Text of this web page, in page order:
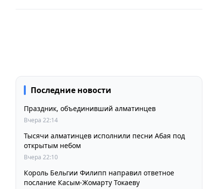
Последние новости
Праздник, объединивший алматинцев
Вчера 22:14
Тысячи алматинцев исполнили песни Абая под
открытым небом
Вчера 22:10
Король Бельгии Филипп направил ответное
послание Касым-Жомарту Токаеву